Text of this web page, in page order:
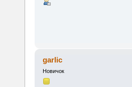
garlic
Новичок